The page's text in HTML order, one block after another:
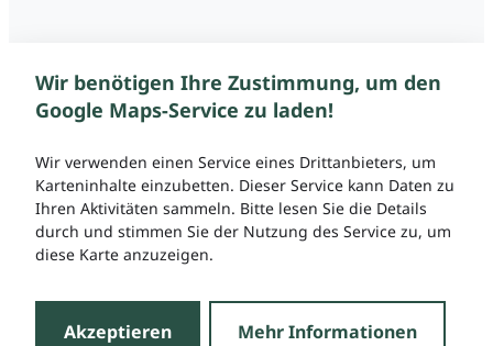
Wir benötigen Ihre Zustimmung, um den
Google Maps-Service zu laden!
Wir verwenden einen Service eines Drittanbieters, um
Karteninhalte einzubetten. Dieser Service kann Daten zu
Ihren Aktivitäten sammeln. Bitte lesen Sie die Details
durch und stimmen Sie der Nutzung des Service zu, um
diese Karte anzuzeigen.
Akzeptieren Mehr Informationen